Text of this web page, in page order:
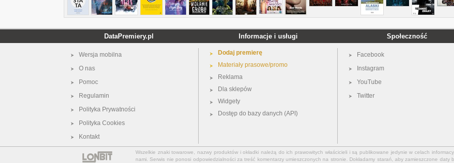
DataPremiery.pl
Wersja mobilna
O nas
Pomoc
Regulamin
Polityka Prywatności
Polityka Cookies
Kontakt
Informacje i usługi
Dodaj premierę
Materiały prasowe/promo
Reklama
Dla sklepów
Widgety
Dostęp do bazy danych (API)
Społeczność
Facebook
Instagram
YouTube
Twitter
Wszelkie znaki towarowe, nazwy produktów i okładki należą do ich prawowitych właścicieli i są publikowane jedynie w celach
nami. Serwis nie ponosi odpowiedzialności za treść komentarzy umieszczonych na stronie. Dokładamy starań, aby zamieszczone daty